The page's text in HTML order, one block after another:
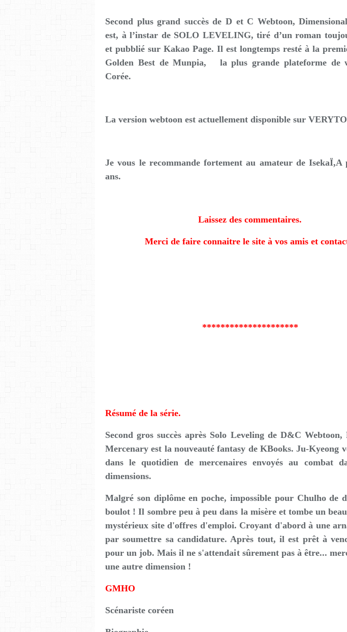
Second plus grand succès de D et C Webtoon,
est, à l’instar de SOLO LEVELING, tiré d’un roman
et pubblié sur Kakao Page. Il est longtemps resté à la
Golden Best de Munpia, la plus grande plateforme de
Corée.
La version webtoon est actuellement disponible sur
Je vous le recommande fortement au amateur de
ans.
Laissez des commentaires.
Merci de faire connaitre le site à vos amis et
*********************
Résumé de la série.
Second gros succès après Solo Leveling de D&C Webtoon,
Mercenary est la nouveauté fantasy de KBooks. Ju-Kyeong
dans le quotidien de mercenaires envoyés au combat
dimensions.
Malgré son diplôme en poche, impossible pour Chulho de
boulot ! Il sombre peu à peu dans la misère et tombe un
mystérieux site d'offres d'emploi. Croyant d'abord à une
par soumettre sa candidature. Après tout, il est prêt à
pour un job. Mais il ne s'attendait sûrement pas à être...
une autre dimension !
GMHO
Scénariste coréen